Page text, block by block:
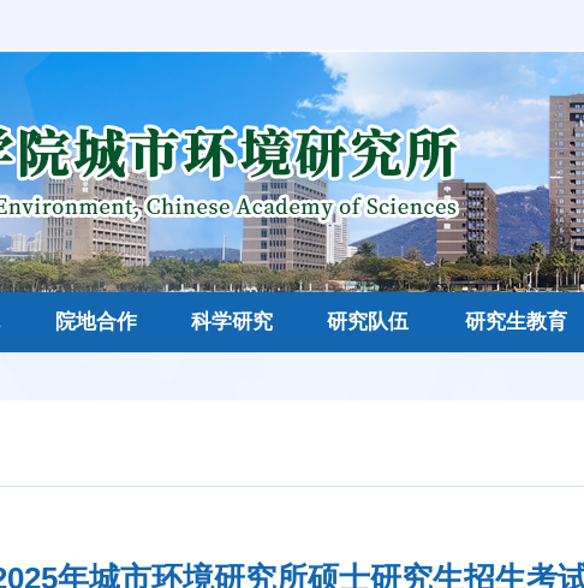
院地合作 科学研究 研究队伍 研究生教育
年城市环境研究所硕士研究生招生考